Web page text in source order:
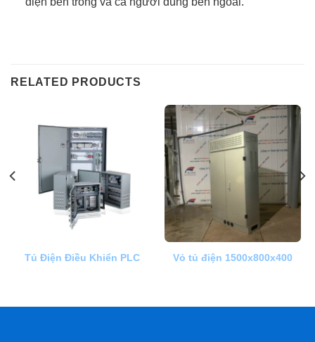
RELATED PRODUCTS
Tủ Điện Điều Khiển PLC Vỏ tủ điện 1500x800x400